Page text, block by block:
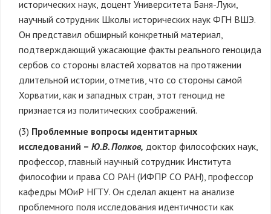
исторических наук, доцент Университета Баня-Луки,
научный сотрудник Школы исторических наук ФГН ВШЭ.
Он представил обширный конкретный материал,
подтверждающий ужасающие факты реального геноцида
сербов со стороны властей хорватов на протяжении
длительной истории, отметив, что со стороны самой
Хорватии, как и западных стран, этот геноцид не
признается из политических соображений.
(3) Проблемные вопросы идентитарных
исследований – Ю.В. Попков, доктор философских наук,
профессор, главный научный сотрудник Института
философии и права СО РАН (ИФПР СО РАН), профессор
кафедры МОиР НГТУ. Он сделал акцент на анализе
проблемного поля исследования идентичности как